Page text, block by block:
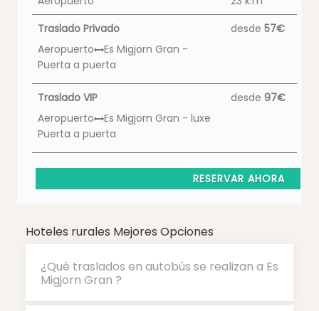
Traslado Privado
Aeropuerto
Es Migjorn Gran -
Puerta a puerta
desde 57€
Traslado VIP
Aeropuerto
Es Migjorn Gran - luxe
Puerta a puerta
desde 97€
RESERVAR AHORA
Hoteles rurales Mejores Opciones
¿Qué traslados en autobús se realizan a Es
Migjorn Gran ?